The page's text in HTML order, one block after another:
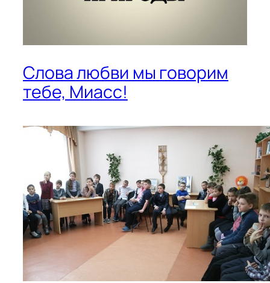
Слова любви мы говорим
тебе, Миасс!